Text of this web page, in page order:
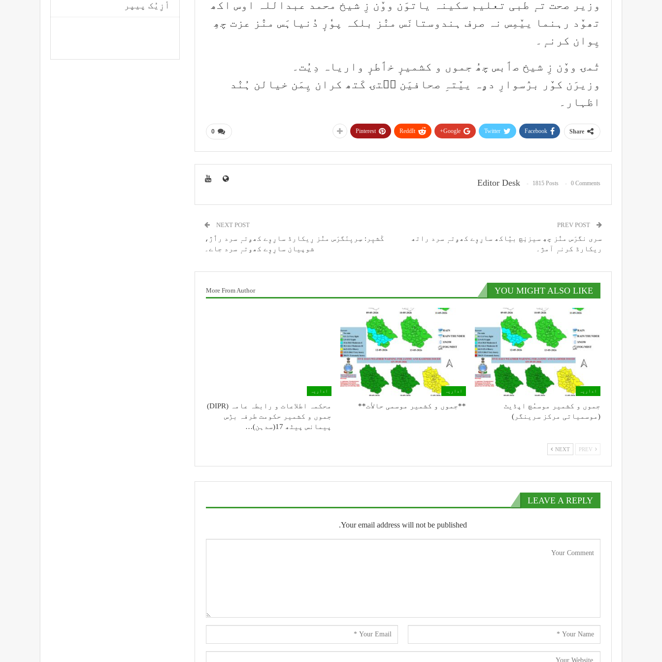
وزیر صحت تہٕ طبی تعلیم سکینہ یاتوَن ووٚن زِ شیخ محمد عبداللہ اوس اکھ
تھوٚد رہنما ییٚمِس نہ صرف ہندوستانَس منٛز بلکہ پوٗرٕ دُنیاہَس منٛز عزت چھِ
یِوان کرنہٕ۔
تٔمۍ ووٚن زِ شیخ صٲبس چھُ جموں و کشمیرٕ خٲطرٕ واریاہ دِیُت۔
وزیرَن کوٚر برٛسوارِ دۄہ ییٚتہِ صحافیَن سۭتۍ کَتھ کران یِمَن خیالن ہُنٛد
اظہار۔
0 Share
Facebook
Twitter
Google+
ReddIt
Pinterest
Editor Desk 1815 Posts 0 Comments
سری نگرَس منٛز چھِ سیزنٕچ بیٛاکھ سارِوٕے کھۄتہٕ سرد راتھ
ریکارڈ کرنہٕ آمژ۔
NEXT POST
کٔشیٖر: سِریٖنَگرَس منٛز رِیکارڈ سارِوٕے کھۄتہٕ سرد رٲژ،
شوپیان سارِوٕے کھۅتہٕ سرد جاے۔
YOU MIGHT ALSO LIKE
More From Author
اداریہ
جموں و کشمیر موسمُچ اپڈیٹ
(موسمیاتی مرکز سرینگر)
اداریہ
**جموں و كشمیر موسمی حالأت**
اداریہ
محکمہ اطلاعات و رابطہ عامہ (DIPR)
جموں و کشمیر حکومت طرفہ بڑس
پیمانس پیٹھ 17(سدہن)…
NEXT
LEAVE A REPLY
Your email address will not be published.
أزِیُک پیپر